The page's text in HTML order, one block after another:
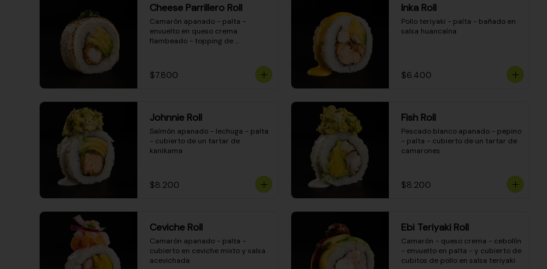
Cheese Parrillero Roll
Camarón apanado - palta -
envuelto en queso crema
flambeado - topping de
$7.800
Inka Roll
Pollo teriyaki - palta - bañado en
salsa huancaína
$6.400
Johnnie Roll
Salmón apanado - lechuga - palta
- cubierto de un tartar de
kanikama
$8.200
Fish Roll
Pescado blanco apanado - pepino
- palta - cubierto de un tartar de
camarones
$8.200
Ceviche Roll
Camarón apanado - palta -
cubierto en ceviche mixto y salsa
acevichada
Ebi Teriyaki Roll
Camarón - queso crema - cebollín
- envuelto en palta - y cubierto de
cubitos de pollo en salsa teriyaki